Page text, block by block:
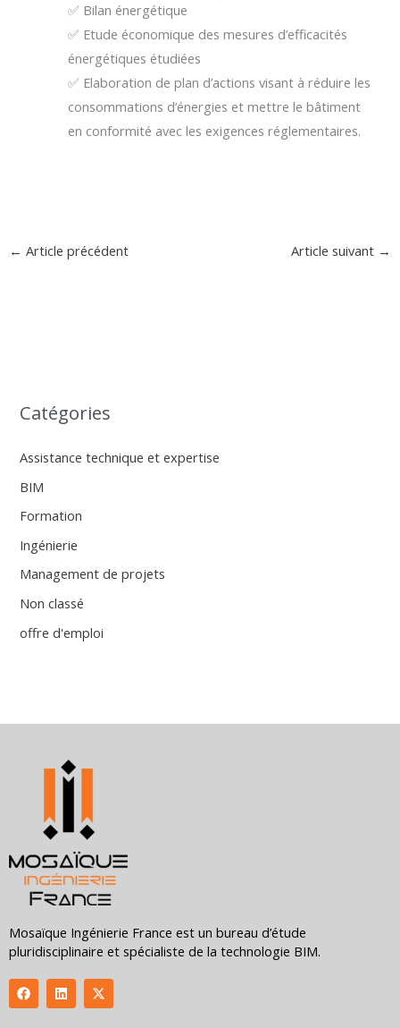
✅ Bilan énergétique
✅ Etude économique des mesures d’efficacités
énergétiques étudiées
✅ Elaboration de plan d’actions visant à réduire les
consommations d’énergies et mettre le bâtiment
en conformité avec les exigences réglementaires.
← Article précédent Article suivant →
Catégories
Assistance technique et expertise
BIM
Formation
Ingénierie
Management de projets
Non classé
offre d'emploi
Mosaïque Ingénierie France est un bureau d’étude
pluridisciplinaire et spécialiste de la technologie BIM.
F
a
c
L
i
n
X
-
t